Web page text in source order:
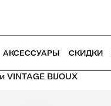
АКСЕССУАРЫ СКИДКИ
VINTAGE BIJOUX